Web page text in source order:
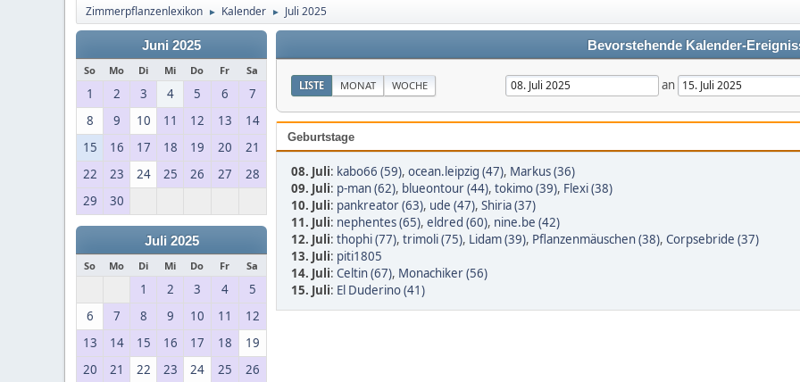
Zimmerpflanzenlexikon ► Kalender ► Juli 2025
Juni 2025
So Mo Di Mi Do Fr Sa
1 2 3 4 5 6
7
8
9 10 11 12 13
14
15
16 17 18 19 20
21
22
23 24 25 26 27
28
29
30
Juli 2025
So Mo Di Mi Do Fr Sa
1 2 3 4
5
6
7 8 9 10 11
12
13
14 15 16 17 18
19
20
21 22 23 24 25 26
Bevorstehende Kalender-
LISTE MONAT WOCHE an
Geburtstage
08. Juli: kabo66 (59), ocean.leipzig (47), Markus (36)
09. Juli: p-man (62), blueontour (44), tokimo (39), Flexi (38)
10. Juli: pankreator (63), ude (47), Shiria (37)
11. Juli: nephentes (65), eldred (60), nine.be (42)
12. Juli: thophi (77), trimoli (75), Lidam (39), Pflanzenmäuschen (38), Corpsebride (37)
13. Juli: piti1805
14. Juli: Celtin (67), Monachiker (56)
15. Juli: El Duderino (41)